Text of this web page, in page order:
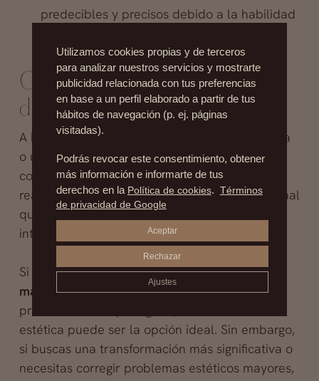
predecibles y precisos debido a la habilidad
Clínica de estética vs. clínica
de cirugía plástica
A la hora de elegir entre una clínica de estética
o una clínica de cirugía plástica, es importante
considerar el tipo de tratamiento que quieres
realizarte, el nivel de experiencia del profesional
que te va a atender, y el coste de la
intervención.
Si estás buscandocambios sutiles o el
mantenimiento de la piel, o si prefieres evitar
procedimientos quirúrgicos, una clínica de
estética puede ser la opción ideal. Sin embargo,
si buscas una transformación más significativa o
necesitas corregir problemas estéticos mayores,
Utilizamos cookies propias y de terceros
para analizar nuestros servicios y mostrarte
publicidad relacionada con tus preferencias
en base a un perfil elaborado a partir de tus
hábitos de navegación (p. ej. páginas
visitadas).
Podrás revocar este consentimiento, obtener
más información e informarte de tus
derechos en la Política de cookies. Términos
de privacidad de Google
Aceptar
Rechazar
Ajustes